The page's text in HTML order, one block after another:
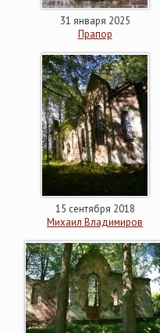
31 января 2025
Прапор
15 сентября 2018
Михаил Владимиров